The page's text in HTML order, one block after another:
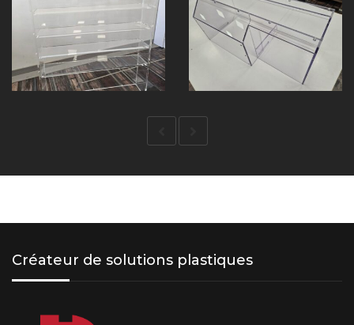
Créateur de solutions plastiques